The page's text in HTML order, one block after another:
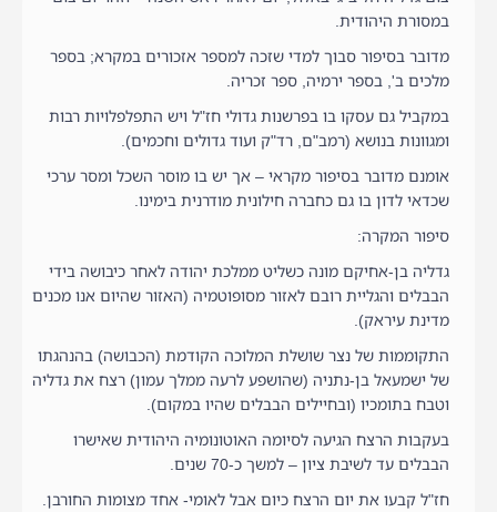
במסורת היהודית.
מדובר בסיפור סבוך למדי שזכה למספר אזכורים במקרא; בספר
מלכים ב', בספר ירמיה, ספר זכריה.
במקביל גם עסקו בו בפרשנות גדולי חז"ל ויש התפלפלויות רבות
ומגוונות בנושא (רמב"ם, רד"ק ועוד גדולים וחכמים).
אומנם מדובר בסיפור מקראי – אך יש בו מוסר השכל ומסר ערכי
שכדאי לדון בו גם כחברה חילונית מודרנית בימינו.
סיפור המקרה:
גדליה בן-אחיקם מונה כשליט ממלכת יהודה לאחר כיבושה בידי
הבבלים והגליית רובם לאזור מסופוטמיה (האזור שהיום אנו מכנים
מדינת עיראק).
התקוממות של נצר שושלת המלוכה הקודמת (הכבושה) בהנהגתו
של ישמעאל בן-נתניה (שהושפע לרעה ממלך עמון) רצח את גדליה
וטבח בתומכיו (ובחיילים הבבלים שהיו במקום).
בעקבות הרצח הגיעה לסיומה האוטונומיה היהודית שאישרו
הבבלים עד לשיבת ציון – למשך כ-70 שנים.
חז"ל קבעו את יום הרצח כיום אבל לאומי- אחד מצומות החורבן.